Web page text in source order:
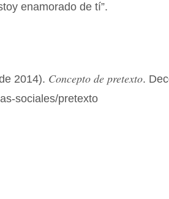
enamorado de tí”.
2014). Concepto de pretexto.
sociales/pretexto